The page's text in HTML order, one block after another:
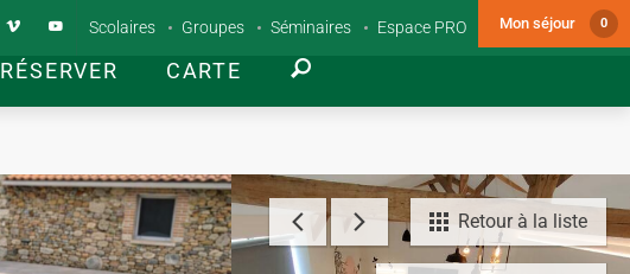
RÉSERVER CARTE
Scolaires Groupes Séminaires Espace PRO Mon séjour 0
Retour à la liste